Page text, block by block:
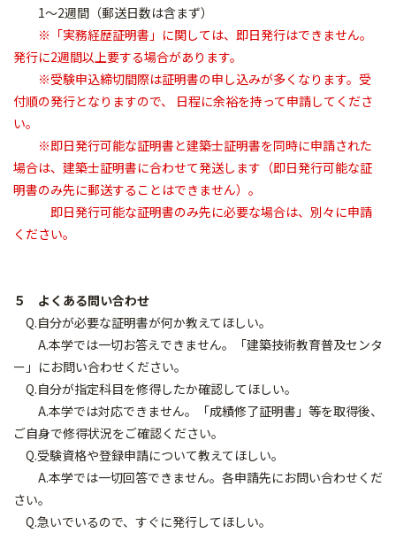
1～2週間（郵送日数は含まず）
※「実務経歴証明書」に関しては、即日発行はできません。
発行に2週間以上要する場合があります。
※受験申込締切間際は証明書の申し込みが多くなります。受
付順の発行となりますので、 日程に余裕を持って申請してくださ
い。
※即日発行可能な証明書と建築士証明書を同時に申請された
場合は、建築士証明書に合わせて発送します（即日発行可能な証
明書のみ先に郵送することはできません）。
即日発行可能な証明書のみ先に必要な場合は、別々に申請
ください。
５ よくある問い合わせ
Q.自分が必要な証明書が何か教えてほしい。
A.本学では一切お答えできません。「建築技術教育普及センタ
ー」にお問い合わせください。
Q.自分が指定科目を修得したか確認してほしい。
A.本学では対応できません。「成績修了証明書」等を取得後、
ご自身で修得状況をご確認ください。
Q.受験資格や登録申請について教えてほしい。
A.本学では一切回答できません。各申請先にお問い合わせくだ
さい。
Q.急いでいるので、すぐに発行してほしい。